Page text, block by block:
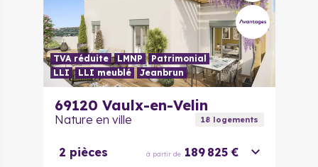
TVA réduite LMNP
Patrimonial
LLI
LLI meublé Jeanbrun
69120 Vaulx-en-Velin
Nature en ville 18logements
2 pièces à partir de 189 825 €